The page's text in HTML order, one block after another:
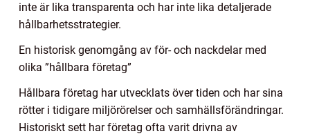
inte är lika transparenta och har inte lika detaljerade
hållbarhetsstrategier.
En historisk genomgång av för- och nackdelar med
olika ”hållbara företag”
Hållbara företag har utvecklats över tiden och har sina
rötter i tidigare miljörörelser och samhällsförändringar.
Historiskt sett har företag ofta varit drivna av